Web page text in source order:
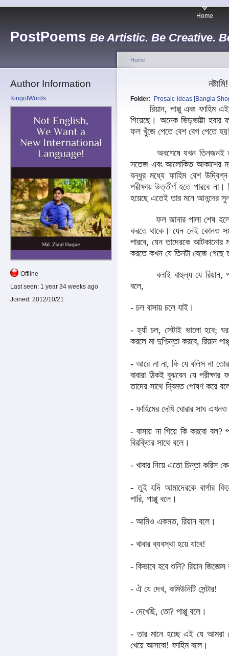
PostPoems Be Artistic. Be Creative.
Home
Author Information
KingofWords
Offline
Last seen: 1 year 34 weeks ago
Joined: 2012/10/21
Home
Folder: Prosaic-ideas [Bangla
রিয়ান, পাপ্পু এবং ফাহিম
গিয়েছে। অনেক ভিড়ভাট্টা হবার
ফল খুঁজে পেতে বেশ বেগ পেতে
অবশেষে যখন তিনজনই
সতেজ এবং আলোকিত আকাশের
বন্ধুর মধ্যে ফাহিম বেশ
পরীক্ষায় উত্তীর্ণ হতে পারবে
হয়েছে এতেই তার মনে আনন্দের
ফল জানার পালা শেষ হলে
করতে থাকে। যেন নেই কোনও
পারবে, যেন তাদেরকে
করতে কখন যে তিনটা বেজে গেছে
বলাই বাহুল্য যে রিয়ান,
বলে,
- চল বাসায় চলে যাই।
- হ্যাঁ চল, সেটাই ভালো হবে;
করলে মা দুশ্চিন্তা করবে, রিয়ান
- আরে না না, কি যে বলিস না
বাবারা ঠিকই বুঝবেন যে
তাদের সাথে দ্বিমত পোষণ করে
- ফাহিমের দেখি ঘোরার সাধ
- বাসায় না গিয়ে কি করবো বল?
বিরক্তির সাথে বলে।
- খাবার নিয়ে এতো চিন্তা করিস
- তুই যদি আমাদেরকে বার্গার
পারি, পাপ্পু বলে।
- আমিও একমত, রিয়ান বলে।
- খাবার ব্যবস্থা হয়ে যাবে!
- কিভাবে হবে শুনি? রিয়ান
- ঐ যে দেখ, কমিউনিটি সেন্টার!
- দেখেছি, তো? পাপ্পু বলে।
- তার মানে হচ্ছে এই যে আমরা
খেয়ে আসবো! ফাহিম বলে।